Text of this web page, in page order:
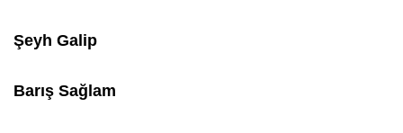
Şeyh Galip
Barış Sağlam